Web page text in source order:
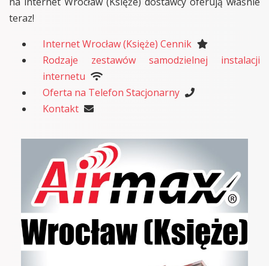
teraz!
Internet Wrocław (Księże) Cennik
Rodzaje zestawów samodzielnej instalacji
internetu
Oferta na Telefon Stacjonarny
Kontakt